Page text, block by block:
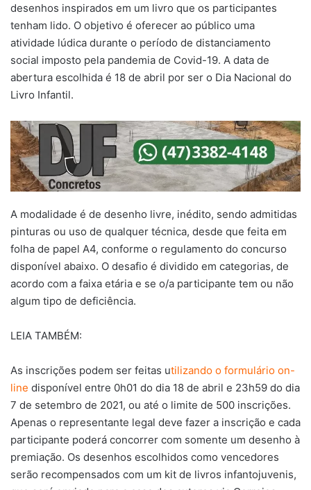
desenhos inspirados em um livro que os participantes
tenham lido. O objetivo é oferecer ao público uma
atividade lúdica durante o período de distanciamento
social imposto pela pandemia de Covid-19. A data de
abertura escolhida é 18 de abril por ser o Dia Nacional do
Livro Infantil.
A modalidade é de desenho livre, inédito, sendo admitidas
pinturas ou uso de qualquer técnica, desde que feita em
folha de papel A4, conforme o regulamento do concurso
disponível abaixo. O desafio é dividido em categorias, de
acordo com a faixa etária e se o/a participante tem ou não
algum tipo de deficiência.
LEIA TAMBÉM:
As inscrições podem ser feitas utilizando o formulário on-
line disponível entre 0h01 do dia 18 de abril e 23h59 do dia
7 de setembro de 2021, ou até o limite de 500 inscrições.
Apenas o representante legal deve fazer a inscrição e cada
participante poderá concorrer com somente um desenho à
premiação. Os desenhos escolhidos como vencedores
serão recompensados com um kit de livros infantojuvenis,